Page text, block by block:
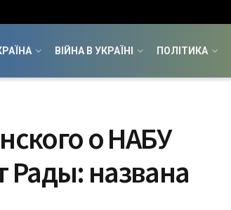
ВІЙНА В УКРАЇНІ ПОЛІТИКА
о НАБУ
Рады: названа